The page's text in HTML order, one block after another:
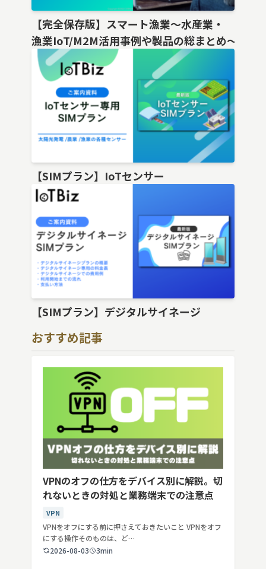
【完全保存版】スマート漁業〜水産業・
漁業IoT/M2M活用事例や製品の総まとめ〜
【SIMプラン】IoTセンサー
【SIMプラン】デジタルサイネージ
おすすめ記事
VPNのオフの仕方をデバイス別に解説。切
れないときの対処と業務端末での注意点
VPN
VPNをオフにする前に押さえておきたいこと VPNをオフ
にする操作そのものは、ど…
2026-08-03
3min